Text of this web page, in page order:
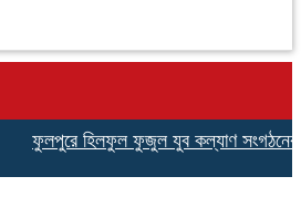
ফুলপুরে হিলফুল ফুজুল যুব কল্যাণ সংগঠনের